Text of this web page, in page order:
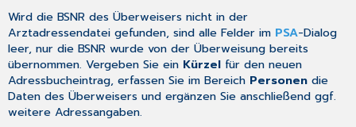
Wird die BSNR des Überweisers nicht in der
Arztadressendatei gefunden, sind alle Felder im PSA-Dialog
leer, nur die BSNR wurde von der Überweisung bereits
übernommen. Vergeben Sie ein Kürzel für den neuen
Adressbucheintrag, erfassen Sie im Bereich Personen die
Daten des Überweisers und ergänzen Sie anschließend ggf.
weitere Adressangaben.